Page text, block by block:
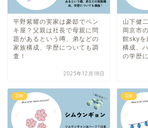
平野紫耀の実家は豪邸でペン
キ屋？父親は社長で母親に問
題があるという噂、弟などの
家族構成、学歴についても調
査！
2025年12月18日
山下健
岡京市
館skyを
構成、
の学歴
芸能 芸能